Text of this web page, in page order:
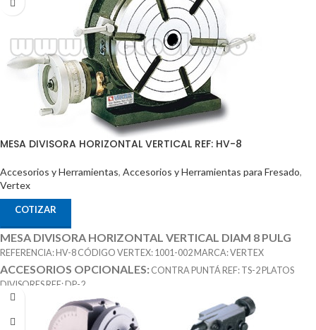
MESA DIVISORA HORIZONTAL VERTICAL REF: HV-8
Accesorios y Herramientas, Accesorios y Herramientas para Fresado,
Vertex
COTIZAR
MESA DIVISORA HORIZONTAL VERTICAL DIAM 8 PULG
REFERENCIA: HV-8 CÓDIGO VERTEX: 1001-002 MARCA: VERTEX
ACCESORIOS OPCIONALES: CONTRA PUNTÁ REF: TS-2 PLATOS
DIVISORES REF: DP-2